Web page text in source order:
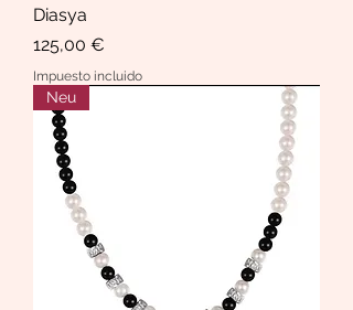
Diasya
Precio
125,00 €
Impuesto incluido
Neu